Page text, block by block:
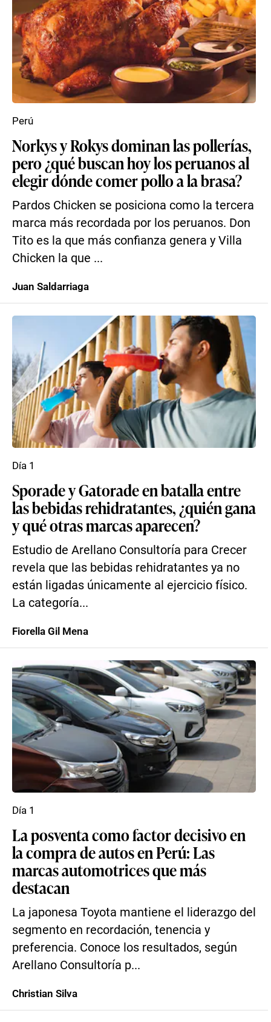
Norkys y Rokys dominan las pollerías,
pero ¿qué buscan hoy los peruanos al
elegir dónde comer pollo a la brasa?
Pardos Chicken se posiciona como la tercera
marca más recordada por los peruanos. Don
Tito es la que más confianza genera y Villa
Chicken la que ...
Perú
Juan Saldarriaga
Sporade y Gatorade en batalla entre
las bebidas rehidratantes, ¿quién gana
y qué otras marcas aparecen?
Estudio de Arellano Consultoría para Crecer
revela que las bebidas rehidratantes ya no
están ligadas únicamente al ejercicio físico.
La categoría...
Día 1
Fiorella Gil Mena
La posventa como factor decisivo en
la compra de autos en Perú: Las
marcas automotrices que más
destacan
La japonesa Toyota mantiene el liderazgo del
segmento en recordación, tenencia y
preferencia. Conoce los resultados, según
Arellano Consultoría p...
Día 1
Christian Silva